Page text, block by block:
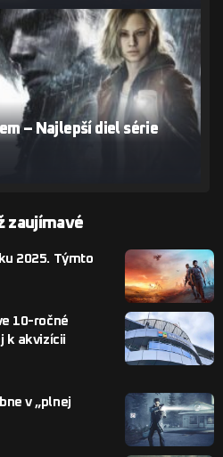
– Najlepší diel série
zaujímavé
2025. Týmto
10-ročné
k akvizícii
v „plnej